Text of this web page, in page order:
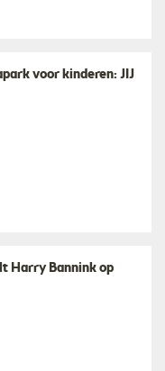
voor kinderen: JIJ
Harry Bannink op